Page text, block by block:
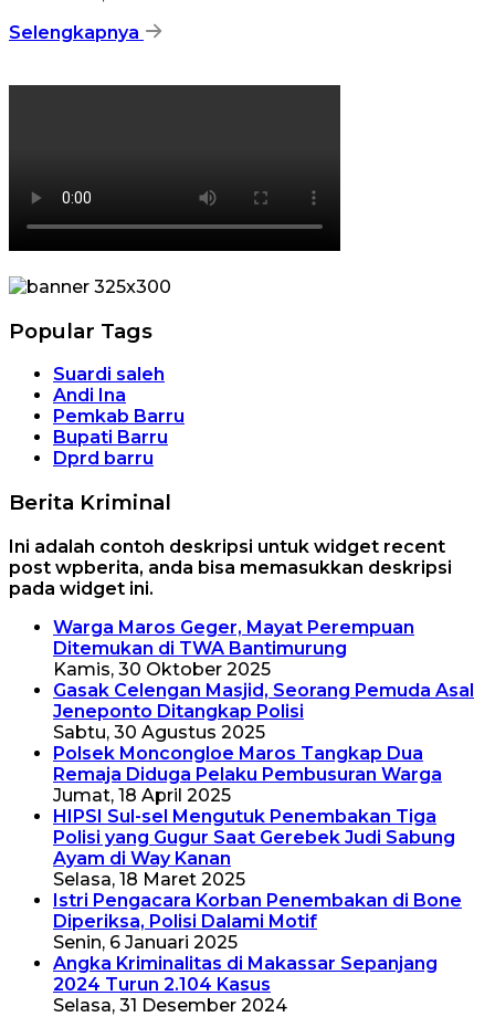
Selengkapnya
Popular Tags
Suardi saleh
Andi Ina
Pemkab Barru
Bupati Barru
Dprd barru
Berita Kriminal
Ini adalah contoh deskripsi untuk widget recent
post wpberita, anda bisa memasukkan deskripsi
pada widget ini.
Warga Maros Geger, Mayat Perempuan
Ditemukan di TWA Bantimurung
Kamis, 30 Oktober 2025
Gasak Celengan Masjid, Seorang Pemuda Asal
Jeneponto Ditangkap Polisi
Sabtu, 30 Agustus 2025
Polsek Moncongloe Maros Tangkap Dua
Remaja Diduga Pelaku Pembusuran Warga
Jumat, 18 April 2025
HIPSI Sul-sel Mengutuk Penembakan Tiga
Polisi yang Gugur Saat Gerebek Judi Sabung
Ayam di Way Kanan
Selasa, 18 Maret 2025
Istri Pengacara Korban Penembakan di Bone
Diperiksa, Polisi Dalami Motif
Senin, 6 Januari 2025
Angka Kriminalitas di Makassar Sepanjang
2024 Turun 2.104 Kasus
Selasa, 31 Desember 2024